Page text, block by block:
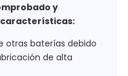
y
otras baterías debido
de alta